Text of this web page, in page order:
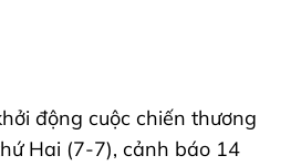
động cuộc chiến thương
Hai (7-7), cảnh báo 14